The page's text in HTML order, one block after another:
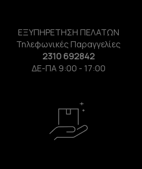
ΕΞΥΠΗΡΕΤΗΣΗ ΠΕΛΑΤΩΝ
Τηλεφωνικές Παραγγελίες
2310 692842
ΔΕ-ΠΑ 9:00 - 17:00